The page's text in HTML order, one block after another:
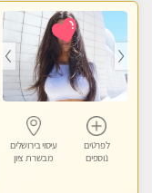
לפרטים
נוספים
עיסוי בירושלים
מבשרת ציון